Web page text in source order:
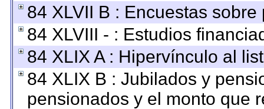
84 XLVII B : Encuestas sobre
84 XLVIII - : Estudios
84 XLIX A : Hipervínculo al
84 XLIX B : Jubilados y
pensionados y el monto que